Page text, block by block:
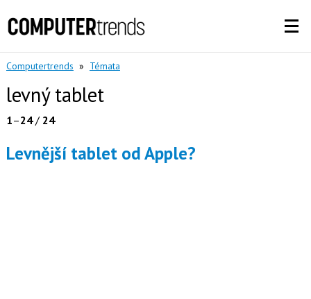
Computertrends » Témata
levný tablet
1–24/ 24
Levnější tablet od Apple?